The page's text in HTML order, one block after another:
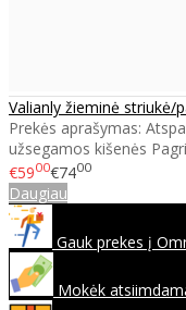
Valianly žieminė striukė/
Prekės aprašymas:
užsegamos kišenės
€5900€7400
Daugiau
Gauk prekes į
Mokėk